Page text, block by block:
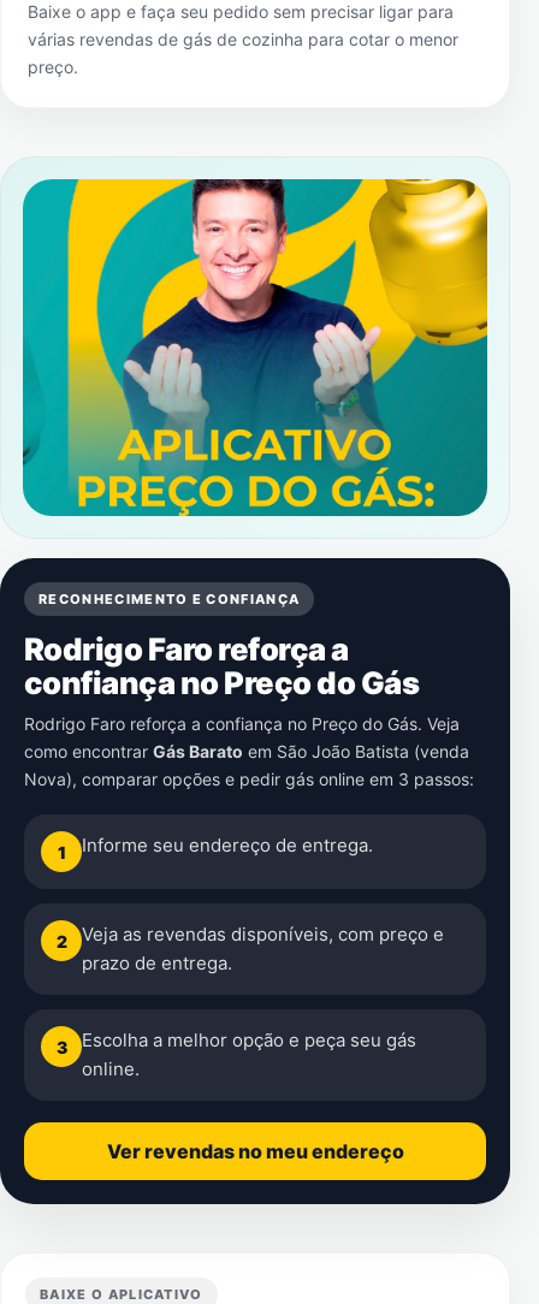
Baixe o app e faça seu pedido sem precisar ligar para
várias revendas de gás de cozinha para cotar o menor
preço.
RECONHECIMENTO E CONFIANÇA
Rodrigo Faro reforça a
confiança no Preço do Gás
Rodrigo Faro reforça a confiança no Preço do Gás. Veja
como encontrar Gás Barato em São João Batista (venda
Nova), comparar opções e pedir gás online em 3 passos:
1 Informe seu endereço de entrega.
2
Veja as revendas disponíveis, com preço e
prazo de entrega.
3
Escolha a melhor opção e peça seu gás
online.
Ver revendas no meu endereço
BAIXE O APLICATIVO